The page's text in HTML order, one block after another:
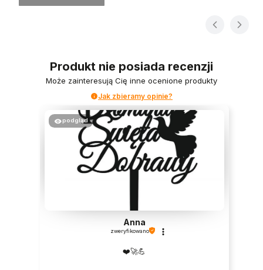
Produkt nie posiada recenzji
Może zainteresują Cię inne ocenione produkty
Jak zbieramy opinie?
podgląd
Anna
zweryfikowano
❤️🚀💪